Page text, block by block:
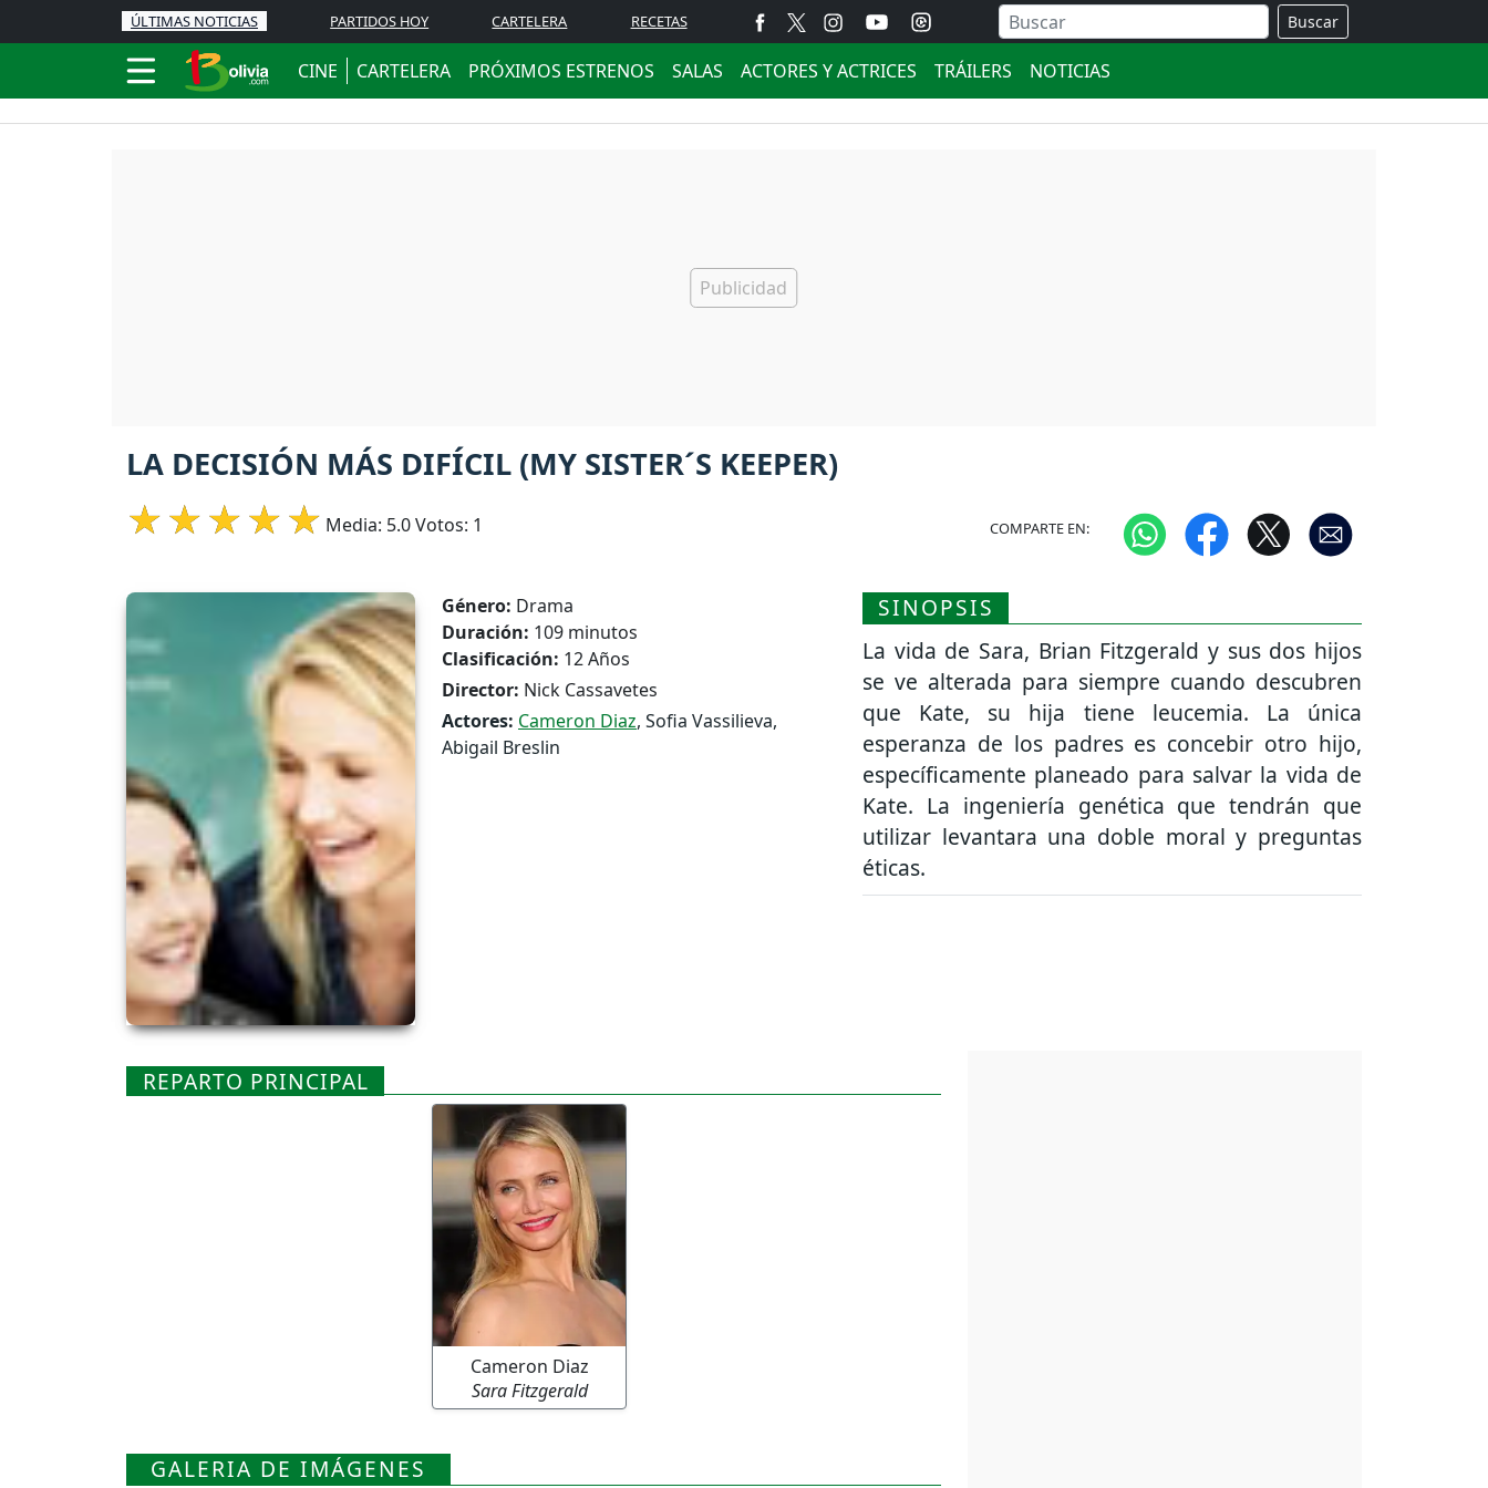
ÚLTIMAS NOTICIAS PARTIDOS HOY CARTELERA RECETAS Buscar
CINE CARTELERA PRÓXIMOS ESTRENOS SALAS ACTORES Y ACTRICES TRÁILERS NOTICIAS
LA DECISIÓN MÁS DIFÍCIL (MY SISTER´S KEEPER)
Media: 5.0Votos: 1 COMPARTE EN:
Género: Drama
Duración: 109 minutos
Clasificación: 12 Años
Director: Nick Cassavetes
Actores: Cameron Diaz, Sofia Vassilieva,
Abigail Breslin
SINOPSIS
La vida de Sara, Brian Fitzgerald y sus dos hijos
se ve alterada para siempre cuando descubren
que Kate, su hija tiene leucemia. La única
esperanza de los padres es concebir otro hijo,
específicamente planeado para salvar la vida de
Kate. La ingeniería genética que tendrán que
utilizar levantara una doble moral y preguntas
éticas.
REPARTO PRINCIPAL
Cameron Diaz
Sara Fitzgerald
GALERIA DE IMÁGENES